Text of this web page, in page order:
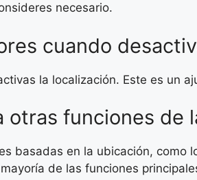
necesario.
cuando
la localización. Este es un
funciones de
basadas en la ubicación,
de las funciones